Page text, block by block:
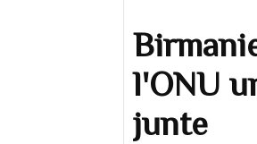
l'ONU
junte